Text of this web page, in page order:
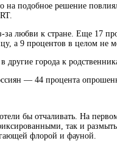
подобное решение
за любви к стране. Еще 17
а 9 процентов в целом не
города к
— 44 процента
бы отчаливать. На
так и
флорой и фауной.